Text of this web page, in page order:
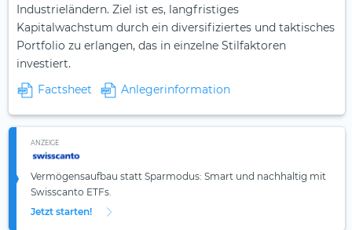
Industrieländern. Ziel ist es, langfristiges
Kapitalwachstum durch ein diversifiziertes und taktisches
Portfolio zu erlangen, das in einzelne Stilfaktoren
investiert.
Factsheet
Anlegerinformation
ANZEIGE
Vermögensaufbau statt Sparmodus: Smart und nachhaltig mit
Swisscanto ETFs.
Jetzt starten!